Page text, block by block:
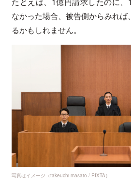
なかった場合、被告側からみれば
るかもしれません。
写真はイメージ（takeuchi masato / PIXTA）